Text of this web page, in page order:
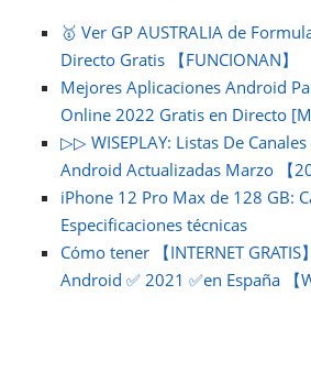
🥇 Ver GP AUSTRALIA de
Directo Gratis 【FUNCIONAN】
Mejores Aplicaciones Android
Online 2022 Gratis en Directo
▷▷ WISEPLAY: Listas De
Android Actualizadas Marzo 【
iPhone 12 Pro Max de 128 GB:
Especificaciones técnicas
Cómo tener 【INTERNET
Android ✅ 2021 ✅en España 【